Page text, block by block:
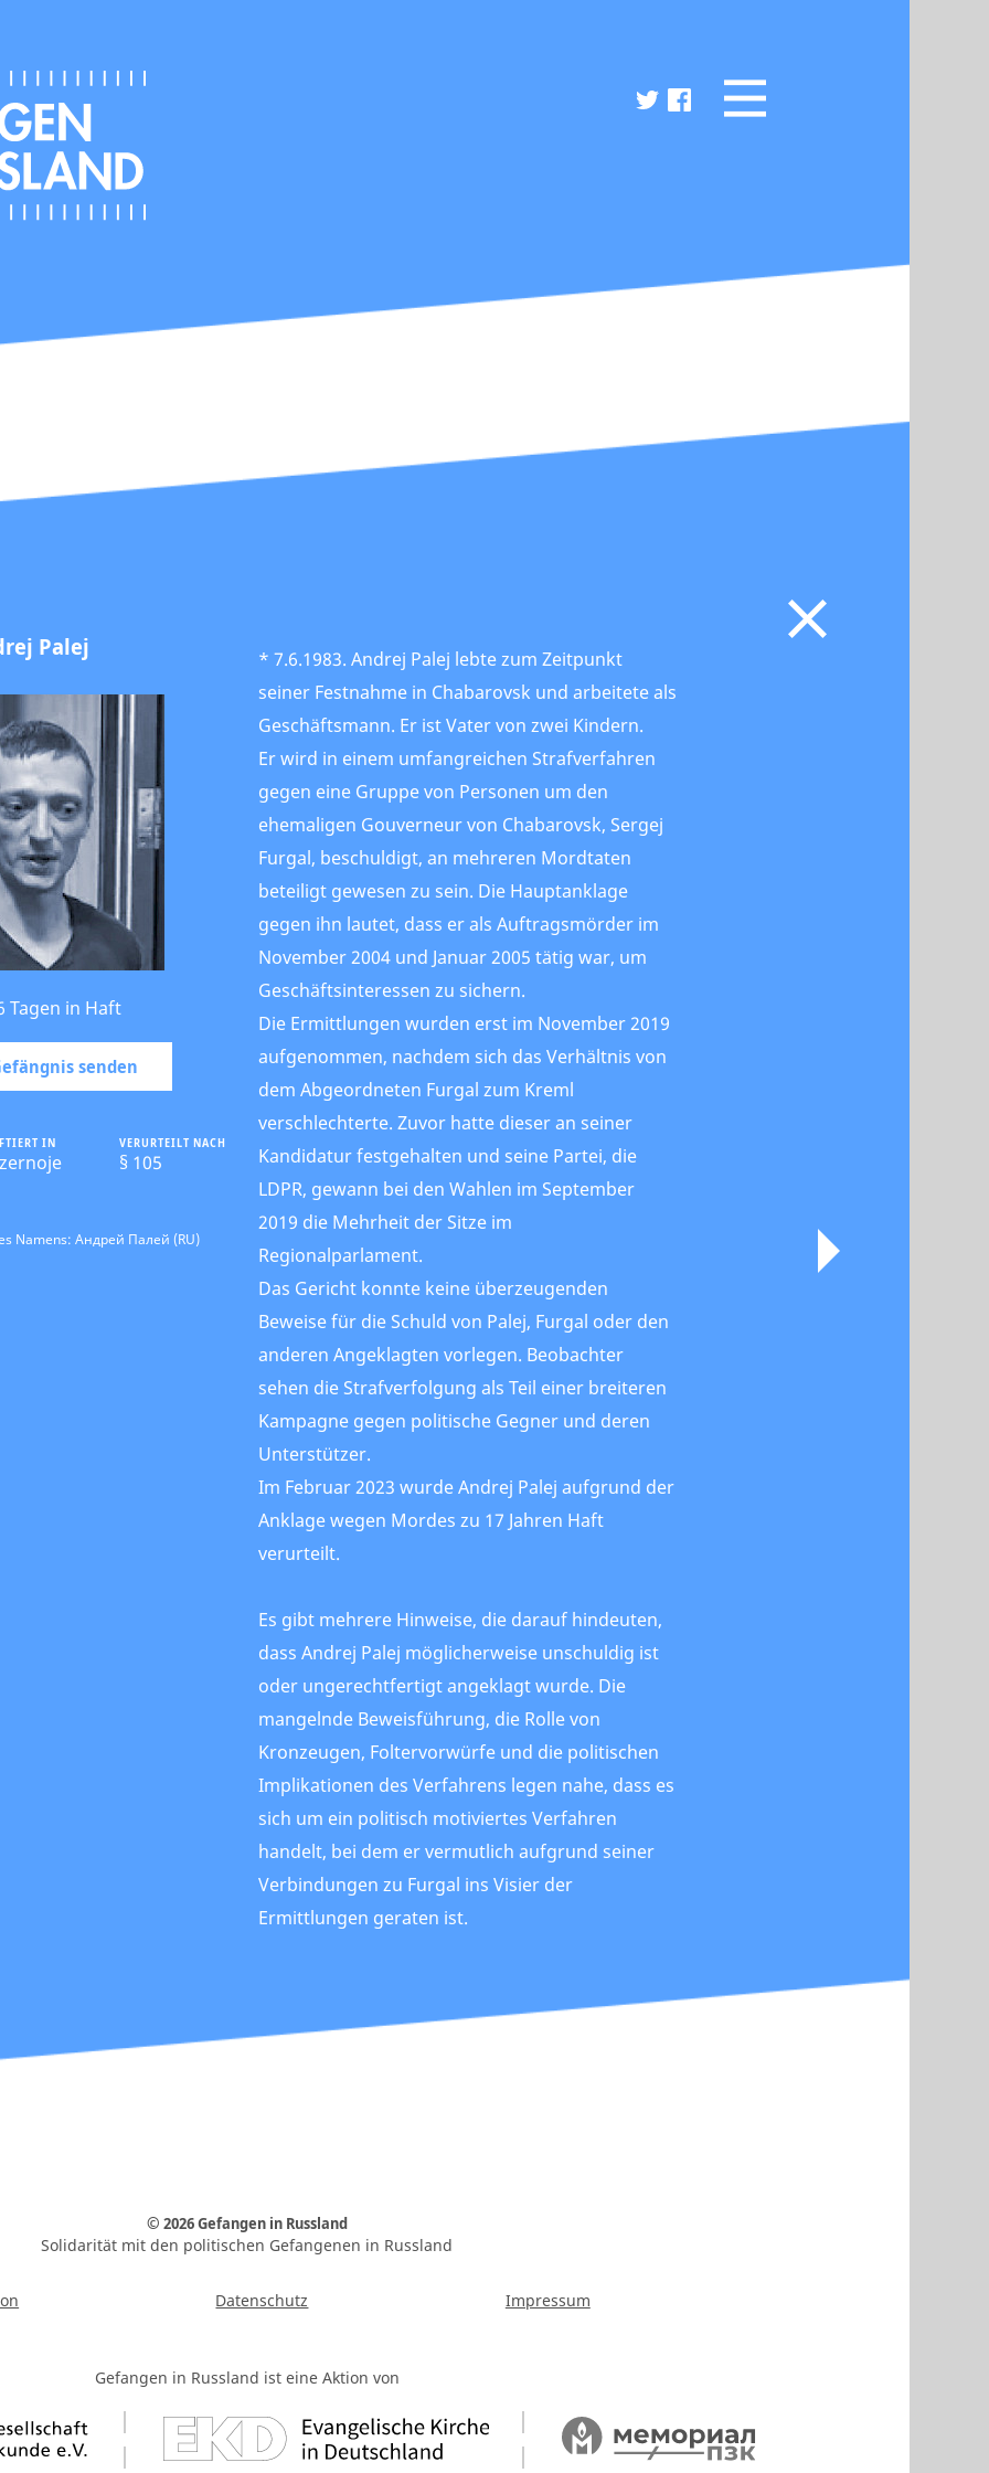
Palej
Tagen in Haft
senden
IN VERURTEILT NACH
§ 105
Namens: Андрей Палей (RU)
* 7.6.1983. Andrej Palej lebte zum Zeitpunkt
seiner Festnahme in Chabarovsk und arbeitete als
Geschäftsmann. Er ist Vater von zwei Kindern.
Er wird in einem umfangreichen Strafverfahren
gegen eine Gruppe von Personen um den
ehemaligen Gouverneur von Chabarovsk, Sergej
Furgal, beschuldigt, an mehreren Mordtaten
beteiligt gewesen zu sein. Die Hauptanklage
gegen ihn lautet, dass er als Auftragsmörder im
November 2004 und Januar 2005 tätig war, um
Geschäftsinteressen zu sichern.
Die Ermittlungen wurden erst im November 2019
aufgenommen, nachdem sich das Verhältnis von
dem Abgeordneten Furgal zum Kreml
verschlechterte. Zuvor hatte dieser an seiner
Kandidatur festgehalten und seine Partei, die
LDPR, gewann bei den Wahlen im September
2019 die Mehrheit der Sitze im
Regionalparlament.
Das Gericht konnte keine überzeugenden
Beweise für die Schuld von Palej, Furgal oder den
anderen Angeklagten vorlegen. Beobachter
sehen die Strafverfolgung als Teil einer breiteren
Kampagne gegen politische Gegner und deren
Unterstützer.
Im Februar 2023 wurde Andrej Palej aufgrund der
Anklage wegen Mordes zu 17 Jahren Haft
verurteilt.
Es gibt mehrere Hinweise, die darauf hindeuten,
dass Andrej Palej möglicherweise unschuldig ist
oder ungerechtfertigt angeklagt wurde. Die
mangelnde Beweisführung, die Rolle von
Kronzeugen, Foltervorwürfe und die politischen
Implikationen des Verfahrens legen nahe, dass es
sich um ein politisch motiviertes Verfahren
handelt, bei dem er vermutlich aufgrund seiner
Verbindungen zu Furgal ins Visier der
Ermittlungen geraten ist.
© 2026 Gefangen in Russland
Solidarität mit den politischen Gefangenen in Russland
Datenschutz Impressum
Gefangen in Russland ist eine Aktion von